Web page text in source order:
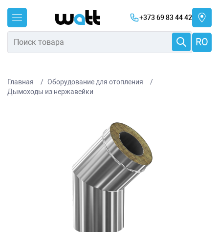
+373 69 83 44 42
RO
Главная
Оборудование для отопления
Дымоходы из нержавейки